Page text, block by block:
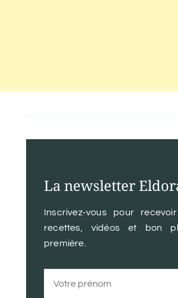
La newsletter
Inscrivez-vous pour
recettes, vidéos et bon
première.